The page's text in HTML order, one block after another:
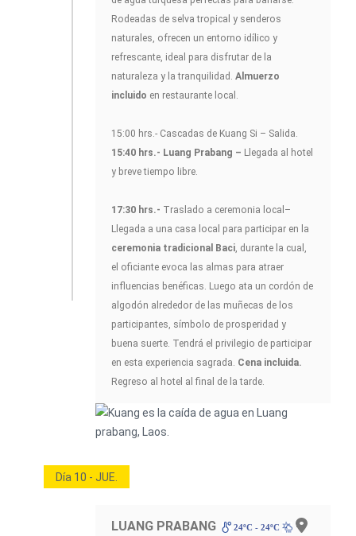
Rodeadas de selva tropical y senderos
naturales, ofrecen un entorno idílico y
refrescante, ideal para disfrutar de la
naturaleza y la tranquilidad. Almuerzo
incluido en restaurante local.
15:00 hrs.- Cascadas de Kuang Si – Salida.
15:40 hrs.- Luang Prabang – Llegada al hotel
y breve tiempo libre.
17:30 hrs.- Traslado a ceremonia local–
Llegada a una casa local para participar en la
ceremonia tradicional Baci , durante la cual,
el oficiante evoca las almas para atraer
influencias benéficas. Luego ata un cordón de
algodón alrededor de las muñecas de los
participantes, símbolo de prosperidad y
buena suerte. Tendrá el privilegio de participar
en esta experiencia sagrada. Cena incluida.
Regreso al hotel al final de la tarde.
Día 10 - JUE.
LUANG PRABANG 24ºC - 24ºC
-